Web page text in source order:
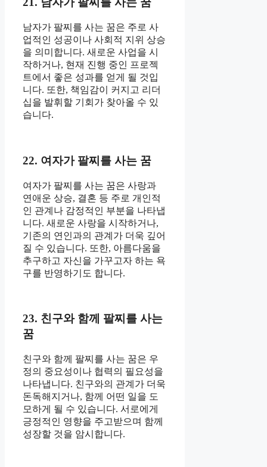
남자가 팔찌를 사는 꿈은 주로 사
업적인 성공이나 사회적 지위 상승
을 의미합니다. 새로운 사업을 시
작하거나, 현재 진행 중인 프로젝
트에서 좋은 성과를 얻게 될 것입
니다. 또한, 책임감이 커지고 리더
십을 발휘할 기회가 찾아올 수 있
습니다.
22. 여자가 팔찌를 사는 꿈
여자가 팔찌를 사는 꿈은 사랑과
연애운 상승, 결혼 등 주로 개인적
인 관계나 감정적인 부분을 나타냅
니다. 새로운 사랑을 시작하거나,
기존의 연인과의 관계가 더욱 깊어
질 수 있습니다. 또한, 아름다움을
추구하고 자신을 가꾸고자 하는 욕
구를 반영하기도 합니다.
23. 친구와 함께 팔찌를 사는
꿈
친구와 함께 팔찌를 사는 꿈은 우
정의 중요성이나 협력의 필요성을
나타냅니다. 친구와의 관계가 더욱
돈독해지거나, 함께 어떤 일을 도
모하게 될 수 있습니다. 서로에게
긍정적인 영향을 주고받으며 함께
성장할 것을 암시합니다.